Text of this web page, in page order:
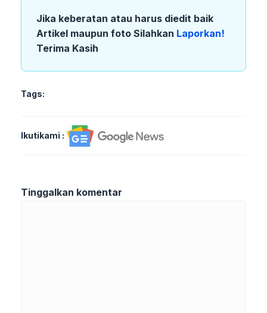
Jika keberatan atau harus diedit baik
Artikel maupun foto Silahkan Laporkan!
Terima Kasih
Tags:
Ikutikami :
Tinggalkan komentar